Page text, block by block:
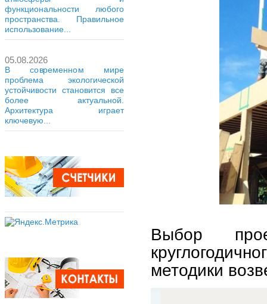
функциональности любого
пространства. Правильное
использование...
05.08.2026
В современном мире
проблема экологической
устойчивости становится все
более актуальной.
Архитектура играет
ключевую...
Выбор
методики